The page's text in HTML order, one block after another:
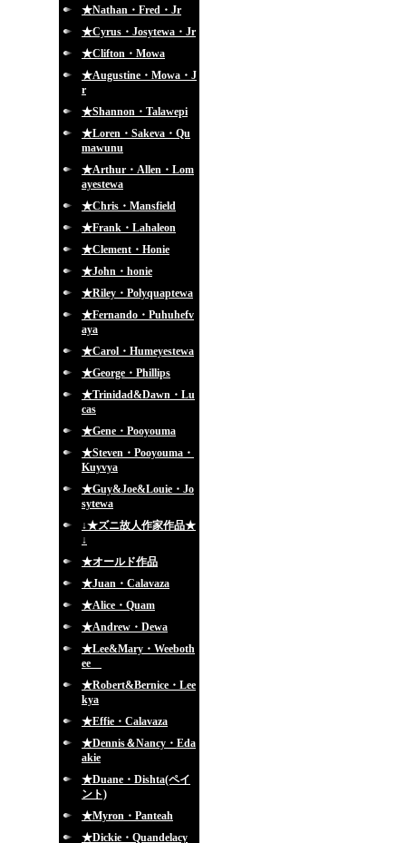
★Nathan・Fred・Jr
★Cyrus・Josytewa・Jr
★Clifton・Mowa
★Augustine・Mowa・J
r
★Shannon・Talawepi
★Loren・Sakeva・Qu
mawunu
★Arthur・Allen・Lom
ayestewa
★Chris・Mansfield
★Frank・Lahaleon
★Clement・Honie
★John・honie
★Riley・Polyquaptewa
★Fernando・Puhuhefv
aya
★Carol・Humeyestewa
★George・Phillips
★Trinidad&Dawn・Lu
cas
★Gene・Pooyouma
★Steven・Pooyouma・
Kuyvya
★Guy&Joe&Louie・Jo
sytewa
↓★ズニ故人作家作品★
↓
★オールド作品
★Juan・Calavaza
★Alice・Quam
★Andrew・Dewa
★Lee&Mary・Weeboth
ee
★Robert&Bernice・Lee
kya
★Effie・Calavaza
★Dennis＆Nancy・Eda
akie
★Duane・Dishta(ペイ
ント)
★Myron・Panteah
★Dickie・Quandelacy